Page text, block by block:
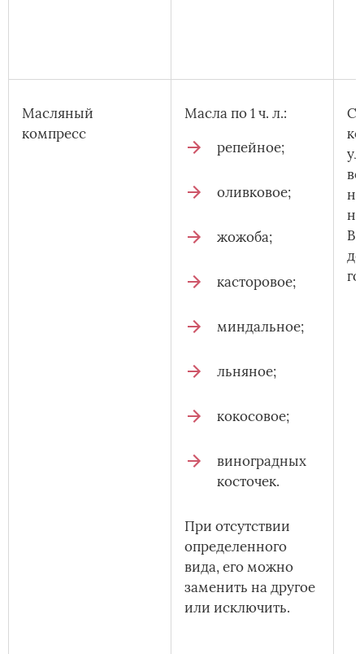
Масляный
компресс
Масла по 1 ч. л.:
репейное;
оливковое;
жожоба;
касторовое;
миндальное;
льняное;
кокосовое;
виноградных
косточек.
При отсутствии
определенного
вида, его можно
заменить на другое
или исключить.